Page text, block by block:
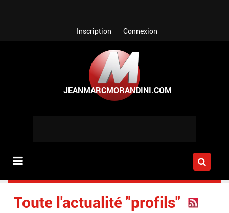
Inscription Connexion
Toute l'actualité "profils"